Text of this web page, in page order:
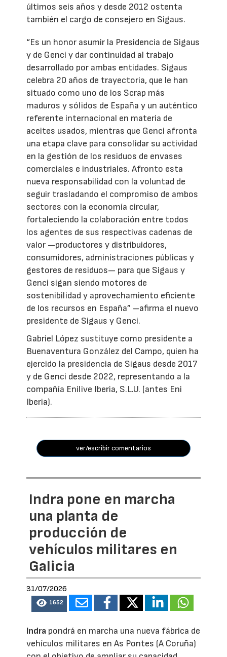
últimos seis años y desde 2012 ostenta
también el cargo de consejero en Sigaus.
“Es un honor asumir la Presidencia de Sigaus
y de Genci y dar continuidad al trabajo
desarrollado por ambas entidades. Sigaus
celebra 20 años de trayectoria, que le han
situado como uno de los Scrap más
maduros y sólidos de España y un auténtico
referente internacional en materia de
aceites usados, mientras que Genci afronta
una etapa clave para consolidar su actividad
en la gestión de los residuos de envases
comerciales e industriales. Afronto esta
nueva responsabilidad con la voluntad de
seguir trasladando el compromiso de ambos
sectores con la economía circular,
fortaleciendo la colaboración entre todos
los agentes de sus respectivas cadenas de
valor —productores y distribuidores,
consumidores, administraciones públicas y
gestores de residuos— para que Sigaus y
Genci sigan siendo motores de
sostenibilidad y aprovechamiento eficiente
de los recursos en España” –afirma el nuevo
presidente de Sigaus y Genci.
Gabriel López sustituye como presidente a
Buenaventura González del Campo, quien ha
ejercido la presidencia de Sigaus desde 2017
y de Genci desde 2022, representando a la
compañía Enilive Iberia, S.L.U. (antes Eni
Iberia).
ver/escribir comentarios
Indra pone en marcha
una planta de
producción de
vehículos militares en
Galicia
31/07/2026
1652
Indra pondrá en marcha una nueva fábrica de
vehículos militares en As Pontes (A Coruña)